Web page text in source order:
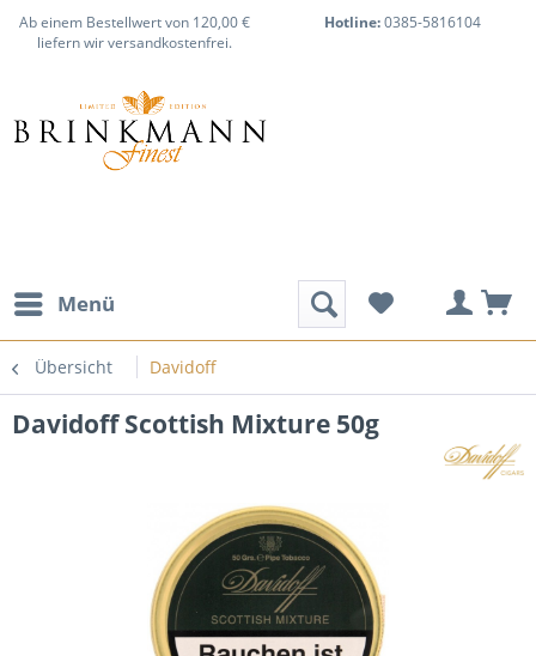
Ab einem Bestellwert von 120,00 €
liefern wir versandkostenfrei.
Hotline:0385-5816104
Menü
Übersicht Davidoff
Davidoff Scottish Mixture 50g